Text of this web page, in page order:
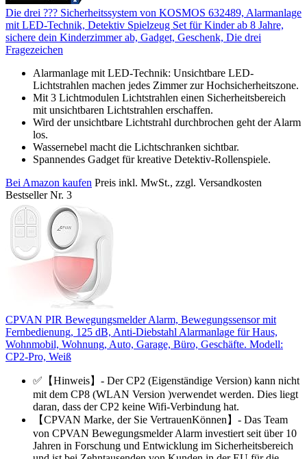
Die drei ??? Sicherheitssystem von KOSMOS 632489, Alarmanlage
mit LED-Technik, Detektiv Spielzeug Set für Kinder ab 8 Jahre,
sichere dein Kinderzimmer ab, Gadget, Geschenk, Die drei
Fragezeichen
Alarmanlage mit LED-Technik: Unsichtbare LED-
Lichtstrahlen machen jedes Zimmer zur Hochsicherheitszone.
Mit 3 Lichtmodulen Lichtstrahlen einen Sicherheitsbereich
mit unsichtbaren Lichtstrahlen erschaffen.
Wird der unsichtbare Lichtstrahl durchbrochen geht der Alarm
los.
Wassernebel macht die Lichtschranken sichtbar.
Spannendes Gadget für kreative Detektiv-Rollenspiele.
Bei Amazon kaufen Preis inkl. MwSt., zzgl. Versandkosten
Bestseller Nr. 3
CPVAN PIR Bewegungsmelder Alarm, Bewegungssensor mit
Fernbedienung, 125 dB, Anti-Diebstahl Alarmanlage für Haus,
Wohnmobil, Wohnung, Auto, Garage, Büro, Geschäfte. Modell:
CP2-Pro, Weiß
✅【Hinweis】- Der CP2 (Eigenständige Version) kann nicht
mit dem CP8 (WLAN Version )verwendet werden. Dies liegt
daran, dass der CP2 keine Wifi-Verbindung hat.
【CPVAN Marke, der Sie VertrauenKönnen】- Das Team
von CPVAN Bewegungsmelder Alarm investiert seit über 10
Jahren in Forschung und Entwicklung im Sicherheitsbereich